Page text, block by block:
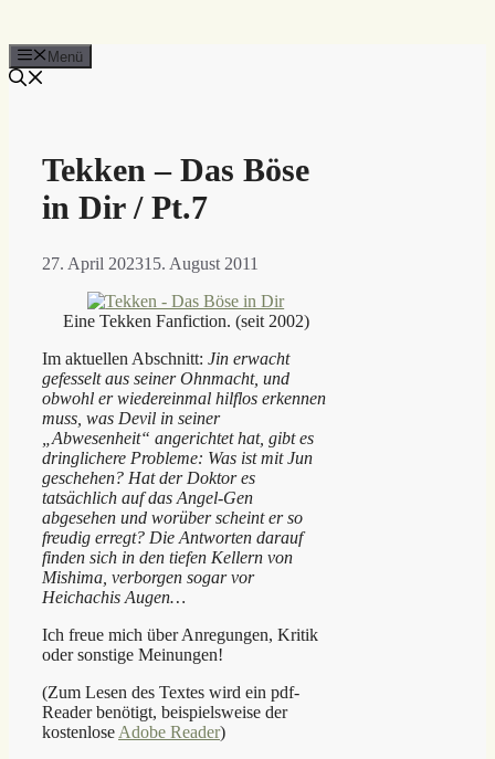
Menü
Tekken – Das Böse
in Dir / Pt.7
27. April 202315. August 2011
Eine Tekken Fanfiction. (seit 2002)
Im aktuellen Abschnitt: Jin erwacht
gefesselt aus seiner Ohnmacht, und
obwohl er wiedereinmal hilflos erkennen
muss, was Devil in seiner
„Abwesenheit“ angerichtet hat, gibt es
dringlichere Probleme: Was ist mit Jun
geschehen? Hat der Doktor es
tatsächlich auf das Angel-Gen
abgesehen und worüber scheint er so
freudig erregt? Die Antworten darauf
finden sich in den tiefen Kellern von
Mishima, verborgen sogar vor
Heichachis Augen…
Ich freue mich über Anregungen, Kritik
oder sonstige Meinungen!
(Zum Lesen des Textes wird ein pdf-
Reader benötigt, beispielsweise der
kostenlose Adobe Reader)